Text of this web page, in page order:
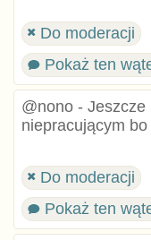
Do moderacji
Pokaż ten
@nono - Jeszcze
niepracującym
Do moderacji
Pokaż ten